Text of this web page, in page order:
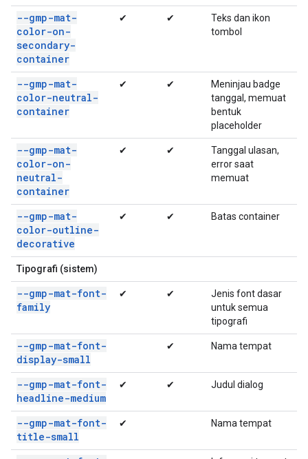
--gmp-mat-
color-on-
secondary-
container
✔ ✔
Teks dan ikon
tombol
--gmp-mat-
color-neutral-
container
✔ ✔
Meninjau badge
tanggal, memuat
bentuk
placeholder
--gmp-mat-
color-on-
neutral-
container
✔ ✔
Tanggal ulasan,
error saat
memuat
--gmp-mat-
color-outline-
decorative
✔ ✔ Batas container
Tipografi (sistem)
--gmp-mat-font-
family
✔ ✔
Jenis font dasar
untuk semua
tipografi
--gmp-mat-font-
display-small
✔ Nama tempat
--gmp-mat-font-
headline-medium
✔ ✔ Judul dialog
--gmp-mat-font-
title-small
✔ Nama tempat